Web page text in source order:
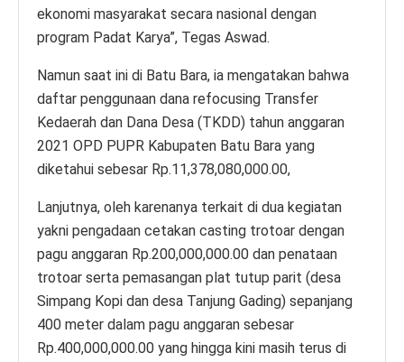
ekonomi masyarakat secara nasional dengan
program Padat Karya”, Tegas Aswad.
Namun saat ini di Batu Bara, ia mengatakan bahwa
daftar penggunaan dana refocusing Transfer
Kedaerah dan Dana Desa (TKDD) tahun anggaran
2021 OPD PUPR Kabupaten Batu Bara yang
diketahui sebesar Rp.11,378,080,000.00,
Lanjutnya, oleh karenanya terkait di dua kegiatan
yakni pengadaan cetakan casting trotoar dengan
pagu anggaran Rp.200,000,000.00 dan penataan
trotoar serta pemasangan plat tutup parit (desa
Simpang Kopi dan desa Tanjung Gading) sepanjang
400 meter dalam pagu anggaran sebesar
Rp.400,000,000.00 yang hingga kini masih terus di